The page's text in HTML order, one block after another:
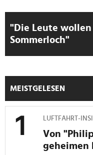
"Die Leute
Sommerloch"
MEISTGELESEN
LUFTFAHRT-
Von
geheimen